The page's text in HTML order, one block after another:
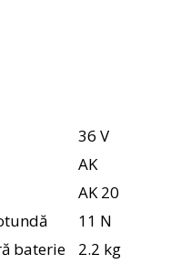
36 V
AK
AK 20
11 N
baterie
2.2 kg